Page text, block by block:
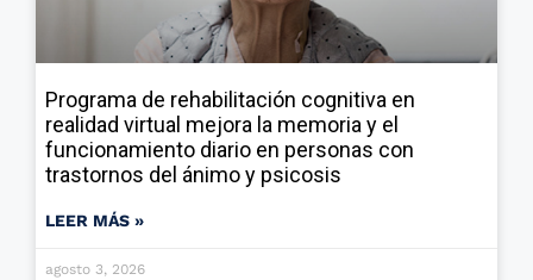
Programa de rehabilitación cognitiva en
realidad virtual mejora la memoria y el
funcionamiento diario en personas con
trastornos del ánimo y psicosis
LEER MÁS »
agosto 3, 2026